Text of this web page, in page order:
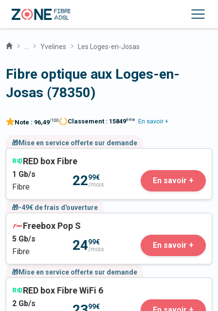
Yvelines Les Loges-en-Josas
Fibre optique aux Loges-en-
Josas (78350)
Note : 96,49/100 Classement : 15849ème En savoir +
🎁Mise en service offerte sur demande
RED box Fibre
1 Gb/s
Fibre
2299€
/mois En savoir +
🎁-49€ de frais d'ouverture
Freebox Pop S
5 Gb/s
Fibre
2499€
/mois En savoir +
🎁Mise en service offerte sur demande
RED box Fibre WiFi 6
2 Gb/s
99€